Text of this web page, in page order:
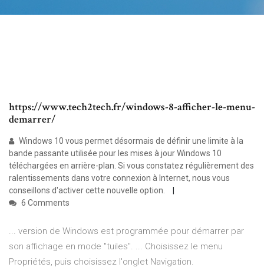
https://www.tech2tech.fr/windows-8-afficher-le-menu-
demarrer/
Windows 10 vous permet désormais de définir une limite à la
bande passante utilisée pour les mises à jour Windows 10
téléchargées en arrière-plan. Si vous constatez régulièrement des
ralentissements dans votre connexion à Internet, nous vous
conseillons d'activer cette nouvelle option.
6 Comments
... version de Windows est programmée pour démarrer par
son affichage en mode "tuiles". ... Choisissez le menu
Propriétés, puis choisissez l'onglet Navigation.